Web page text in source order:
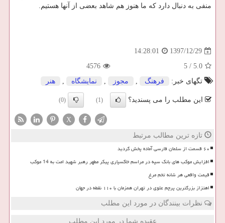
منفی به دنبال دارد كه ما هنوز هم شاهد بعضی از آنها هستیم.
1397/12/29
14:28:01
5.0
/
5
4576
تگهای خبر:
فرهنگ , مجوز , نمایشگاه , هنر
این مطلب را می پسندید؟ (1)
(0)
X
تازه ترین مطالب مرتبط
۶۰ قسمت از سلمان فارسی آماده پخش گردید
افزایش موکب های بانک سپه در مراسم خاکسپاری پیکر مطهر رهبر شهید امت به 14 موکب
قیمت واقعی هر شانه تخم مرغ
اهتزاز بزرگترین پرچم علوی در تهران همزمان با ۱۱۰ نقطه در جهان
نظرات بینندگان در مورد این مطلب
عقیده شما در مورد این مطلب